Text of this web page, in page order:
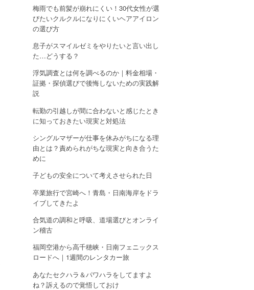
梅雨でも前髪が崩れにくい！30代女性が選
びたいクルクルになりにくいヘアアイロン
の選び方
息子がスマイルゼミをやりたいと言い出し
た…どうする？
浮気調査とは何を調べるのか｜料金相場・
証拠・探偵選びで後悔しないための実践解
説
転勤の引越しが間に合わないと感じたとき
に知っておきたい現実と対処法
シングルマザーが仕事を休みがちになる理
由とは？責められがちな現実と向き合うた
めに
子どもの安全について考えさせられた日
卒業旅行で宮崎へ！青島・日南海岸をドラ
イブしてきたよ
合気道の調和と呼吸、道場選びとオンライ
ン稽古
福岡空港から高千穂峡・日南フェニックス
ロードへ｜1週間のレンタカー旅
あなたセクハラ＆パワハラをしてますよ
ね？訴えるので覚悟しておけ